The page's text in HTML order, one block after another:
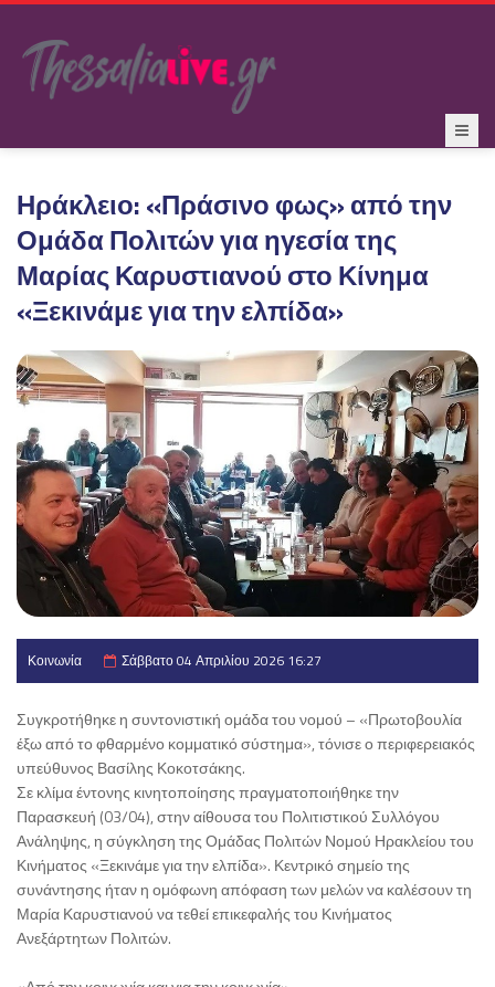
Ηράκλειο: «Πράσινο φως» από την
Ομάδα Πολιτών για ηγεσία της
Μαρίας Καρυστιανού στο Κίνημα
«Ξεκινάμε για την ελπίδα»
Κοινωνία Σάββατο 04 Απριλίου 2026 16:27
Συγκροτήθηκε η συντονιστική ομάδα του νομού – «Πρωτοβουλία
έξω από το φθαρμένο κομματικό σύστημα», τόνισε ο περιφερειακός
υπεύθυνος Βασίλης Κοκοτσάκης.
Σε κλίμα έντονης κινητοποίησης πραγματοποιήθηκε την
Παρασκευή (03/04), στην αίθουσα του Πολιτιστικού Συλλόγου
Ανάληψης, η σύγκληση της Ομάδας Πολιτών Νομού Ηρακλείου του
Κινήματος «Ξεκινάμε για την ελπίδα». Κεντρικό σημείο της
συνάντησης ήταν η ομόφωνη απόφαση των μελών να καλέσουν τη
Μαρία Καρυστιανού να τεθεί επικεφαλής του Κινήματος
Ανεξάρτητων Πολιτών.